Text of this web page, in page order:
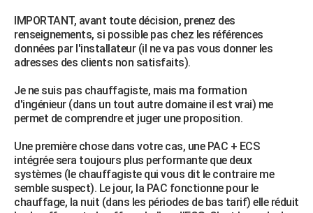
IMPORTANT, avant toute décision, prenez des
renseignements, si possible pas chez les références
données par l'installateur (il ne va pas vous donner les
adresses des clients non satisfaits).
Je ne suis pas chauffagiste, mais ma formation
d'ingénieur (dans un tout autre domaine il est vrai) me
permet de comprendre et juger une proposition.
Une première chose dans votre cas, une PAC + ECS
intégrée sera toujours plus performante que deux
systèmes (le chauffagiste qui vous dit le contraire me
semble suspect). Le jour, la PAC fonctionne pour le
chauffage, la nuit (dans les périodes de bas tarif) elle réduit